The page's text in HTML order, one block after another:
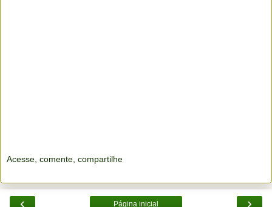
Acesse, comente, compartilhe
‹ ›
Página inicial